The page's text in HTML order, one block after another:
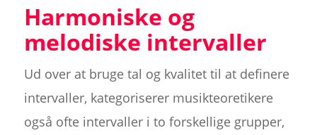
Harmoniske og
melodiske intervaller
Ud over at bruge tal og kvalitet til at definere
intervaller, kategoriserer musikteoretikere
også ofte intervaller i to forskellige grupper,